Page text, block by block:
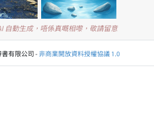
自動生成，唔係真嘅相嚟，敬請留意
有限公司 -非商業開放資料授權協議 1.0